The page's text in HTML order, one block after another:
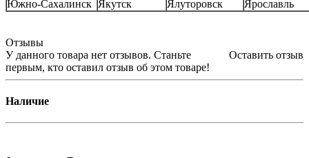
Южно-Сахалинск Якутск Ялуторовск Ярославль
Отзывы
Оставить отзыв
У данного товара нет отзывов. Станьте
первым, кто оставил отзыв об этом товаре!
Наличие